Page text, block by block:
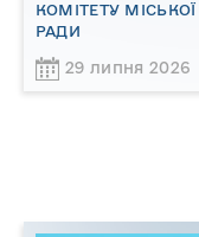
КОМІТЕТУ МІСЬКОЇ
РАДИ
29 липня 2026